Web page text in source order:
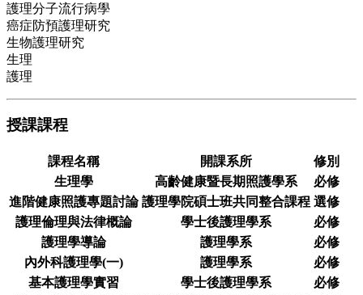
護理分子流行病學
癌症防預護理研究
生物護理研究
生理
護理
授課課程
課程名稱 開課系所
修別
生理學
高齡健康暨長期照護學系
必修
進階健康照護專題討論 護理學院碩士班共同整合課程 選修
護理倫理與法律概論
學士後護理學系
必修
護理學導論
護理學系
必修
內外科護理學(一)
護理學系
必修
基本護理學實習
學士後護理學系
必修